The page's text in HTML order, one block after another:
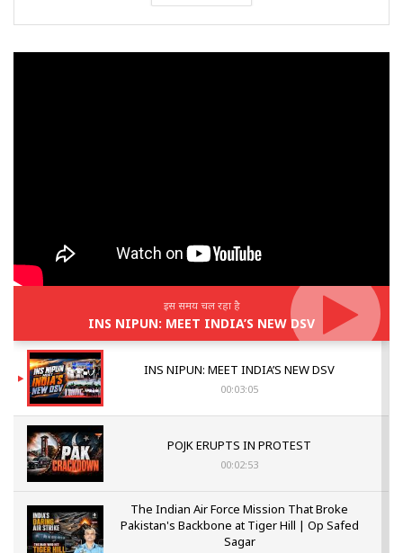
इस समय चल रहा है
INS NIPUN: MEET INDIA’S NEW DSV
INS NIPUN: MEET INDIA’S NEW DSV
00:03:05
POJK ERUPTS IN PROTEST
00:02:53
The Indian Air Force Mission That Broke
Pakistan's Backbone at Tiger Hill | Op Safed
Sagar